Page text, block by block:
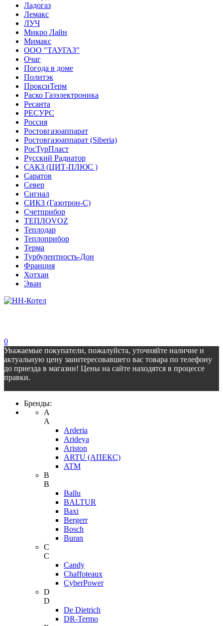
Ладогаз
Лемакс
ЛУЧ
Микро Лайн
Мимакс
ООО "ТАУГАЗ"
Очаг
Погода в доме
Политэк
ПроксиТерм
Раско Газэлектроника
Ресанта
РЕСУРС
Россия
Ростовгазоаппарат
Ростовгазоаппарат (Siberia)
РосТурПласт
Русский Радиатор
САКЗ (ЦИТ-ПЛЮС )
Саратов
Север
Сигнал
СИКЗ (Газотрон-С)
Счетприбор
ТЕПЛОVOZ
Теплодар
Теплоприбор
Терма
Турбулентность-Дон
Франция
Хотхан
Эван
0
Уважаемые покупатели, пожалуйста, уточняйте наличие и
актуальную цену заинтересовавшего вас товара по телефону
до приезда в магазин! Цены на сайте находятся в процессе
правки.
Бренды:
A
A
Arderia
Arideya
Ariston
ARTU (АПЕКС)
ATM
B
B
Ballu
BALTUR
Baxi
Bergerr
Bosch
Buran
C
C
Candy
Chaffoteaux
CyberPower
D
D
De Dietrich
DR-Termo